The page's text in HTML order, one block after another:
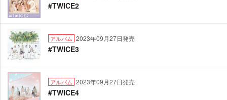
#TWICE2
アルバム 2023年09月27日発売
#TWICE3
アルバム 2023年09月27日発売
#TWICE4